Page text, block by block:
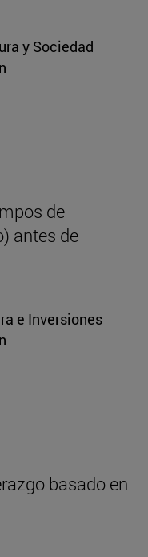
y Sociedad
de
antes de
e Inversiones
basado en